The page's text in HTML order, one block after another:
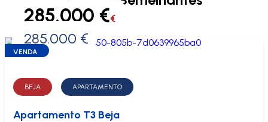
0 €
285.000 €€
285.000 €
VENDA
BEJA APARTAMENTO
Apartamento T3 Beja